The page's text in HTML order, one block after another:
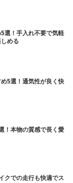
選！手入れ不要で気軽
める
5選！通気性が良く快
！本物の質感で長く愛
クでの走行も快適でス